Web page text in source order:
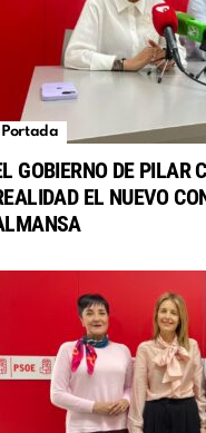
Portada
GOBIERNO DE PILAR
EL NUEVO